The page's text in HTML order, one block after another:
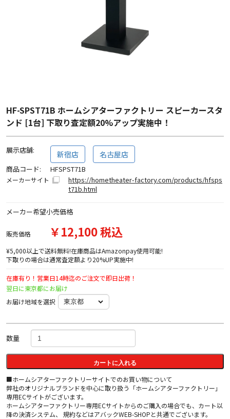
HF-SPST71B ホームシアターファクトリー スピーカースタ
ンド [1台] 下取り査定額20%アップ実施中！
展示店舗: 新宿店 名古屋店
商品コード: HFSPST71B
メーカーサイト
https://hometheater-factory.com/products/hfsps
t71b.html
メーカー希望小売価格
販売価格 ￥12,100 税込
¥5,000以上で送料無料!在庫商品はAmazonpay使用可能!
下取りの場合は通常査定額より20%UP実施中!
在庫有り！営業日14時迄のご注文で即日出荷！
翌日に東京都にお届け
お届け地域を選択
数量
カートに入れる
■ホームシアターファクトリーサイトでのお買い物について
弊社のオリジナルブランドを中心に取り扱う「ホームシアターファクトリー」
専用ECサイトがございます。
ホームシアターファクトリー専用ECサイトからのご購入の場合でも、カート以
降の決済システム、 規約などはアバックWEB-SHOPと共通でございます。